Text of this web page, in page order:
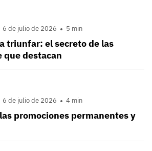
6 de julio de 2026 5 min
triunfar: el secreto de las
que destacan
6 de julio de 2026 4 min
promociones permanentes y